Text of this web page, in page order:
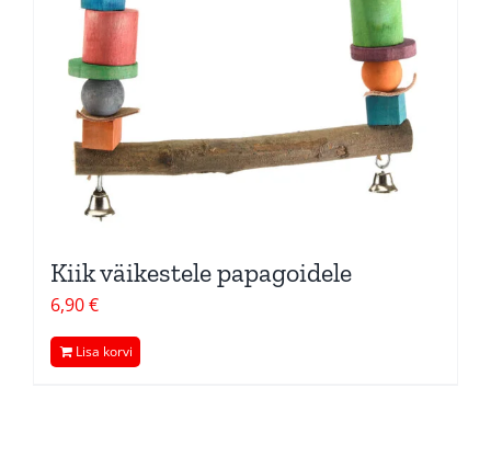
Kiik väikestele papagoidele
6,90€
Lisa korvi